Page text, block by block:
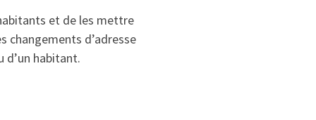
et de les mettre
changements d’adresse
d’un habitant.